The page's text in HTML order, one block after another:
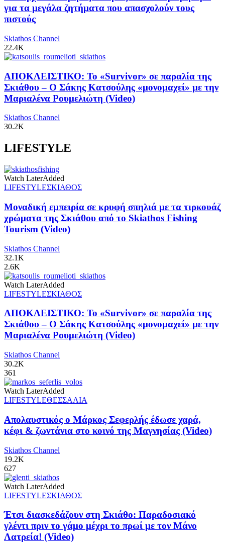
για τα μεγάλα ζητήματα που απασχολούν τους
πιστούς
Skiathos Channel
22.4K
ΑΠΟΚΛΕΙΣΤΙΚΟ: Το «Survivor» σε παραλία της
Σκιάθου – Ο Σάκης Κατσούλης «μονομαχεί» με την
Μαριαλένα Ρουμελιώτη (Video)
Skiathos Channel
30.2K
LIFESTYLE
Watch LaterAdded
LIFESTYLEΣΚΙΑΘΟΣ
Μοναδική εμπειρία σε κρυφή σπηλιά με τα τιρκουάζ
χρώματα της Σκιάθου από το Skiathos Fishing
Tourism (Video)
Skiathos Channel
32.1K
2.6K
Watch LaterAdded
LIFESTYLEΣΚΙΑΘΟΣ
ΑΠΟΚΛΕΙΣΤΙΚΟ: Το «Survivor» σε παραλία της
Σκιάθου – Ο Σάκης Κατσούλης «μονομαχεί» με την
Μαριαλένα Ρουμελιώτη (Video)
Skiathos Channel
30.2K
361
Watch LaterAdded
LIFESTYLEΘΕΣΣΑΛΙΑ
Απολαυστικός ο Μάρκος Σεφερλής έδωσε χαρά,
κέφι & ζωντάνια στο κοινό της Μαγνησίας (Video)
Skiathos Channel
19.2K
627
Watch LaterAdded
LIFESTYLEΣΚΙΑΘΟΣ
Έτσι διασκεδάζουν στη Σκιάθο: Παραδοσιακό
γλέντι πριν το γάμο μέχρι το πρωί με τον Μάνο
Λατρεία! (Video)